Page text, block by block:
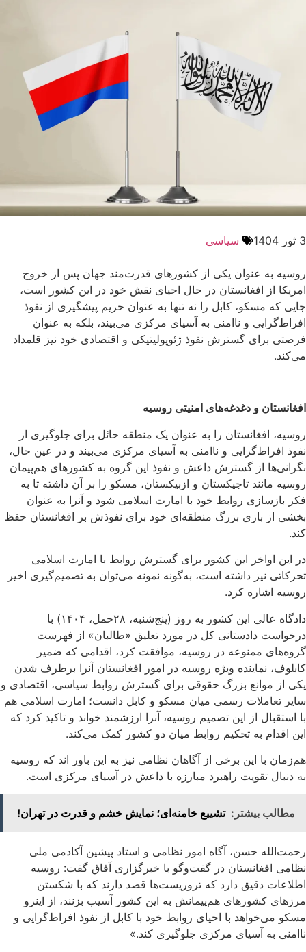
3 ثور 1404 سیاسی
روسیه به عنوان یکی از کشورهای قدرت‌مند جهان پس از خروج
امریکا از افغانستان در حال احیای نقش خود در این کشور است،
جایی که مسکو، کابل را نه تنها به عنوان حریم پیشگیری از نفوذ
افراط‌گرایی و ناامنی به آسیای مرکزی می‌بیند، بلکه به عنوان
فرصتی برای گسترش نفوذ ژئوپولیتیکی و اقتصادی خود نیز قلمداد
می‌کند.
افغانستان و دغدغه‌های امنیتی روسیه
روسیه، افغانستان را به عنوان یک منطقه حائل برای جلوگیری از
نفوذ افراط‌گرایی و ناامنی به آسیای مرکزی می‌بیند و در عین حال،
نگرانی‌ها از گسترش داعش و نفوذ این گروه به کشورهای هم‌پیمان
روسیه مانند تاجیکستان و ازبیکستان، مسکو را بر آن داشته تا به
فکر بازسازی روابط خود با امارت اسلامی شود و آنرا به عنوان
بخشی از بازی بزرگ منطقه‌ای خود برای نفوذش بر افغانستان حفظ
کند.
در این اواخر این کشور برای گسترش روابط با امارت اسلامی
تحرکاتی نیز داشته است، به‌گونه نمونه می‌توان به تصمیم‌گیری اخیر
روسیه اشاره کرد.
دادگاه عالی این کشور به روز (پنج‌شنبه، ۲۸حمل، ۱۴۰۴) با
درخواست دادستانی کل در مورد تعلیق «طالبان» از فهرست
گروه‌های ممنوعه در روسیه، موافقت کرد، اقدامی که ضمیر
کابلوف، نماینده ویژه روسیه در امور افغانستان آنرا برطرف شدن
یکی از موانع بزرگ حقوقی برای گسترش روابط سیاسی، اقتصادی و
سایر تعاملات رسمی میان مسکو و کابل دانست؛ امارت اسلامی هم
با استقبال از این تصمیم روسیه، آنرا ارزشمند خواند و تاکید کرد که
این اقدام به تحکیم روابط میان دو کشور کمک می‌کند.
هم‌زمان با این برخی از آگاهان نظامی نیز به این باور اند که روسیه
به دنبال تقویت راهبرد مبارزه با داعش در آسیای مرکزی است.
مطالب بیشتر: تشییع خامنه‌ای؛ نمایش خشم و قدرت در تهران!
رحمت‌الله حسن، آگاه امور نظامی و استاد پیشین آکادمی ملی
نظامی افغانستان در گفت‌وگو با خبرگزاری آفاق گفت: روسیه
اطلاعات دقیق دارد که تروریست‌ها قصد دارند که با شکستن
مرزهای کشورهای هم‌پیمانش به این کشور آسیب بزنند، از اینرو
مسکو می‌خواهد با احیای روابط خود با کابل از نفوذ افراط‌گرایی و
ناامنی به آسیای مرکزی جلوگیری کند.»